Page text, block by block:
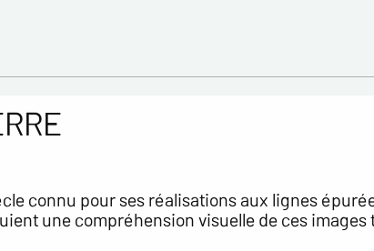
connu pour ses réalisations aux lignes
une compréhension visuelle de ces